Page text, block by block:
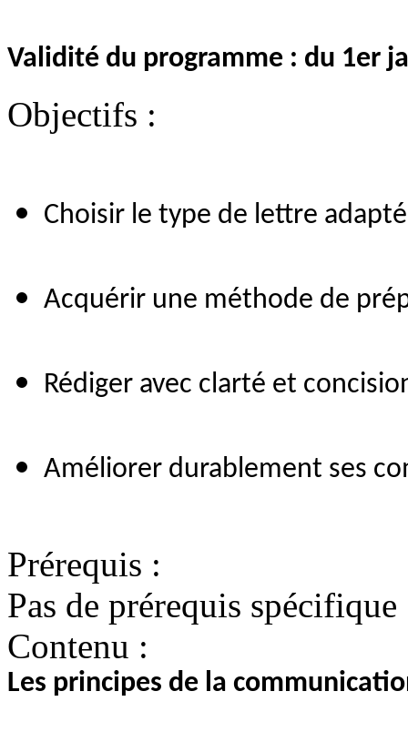
Validité du programme : du 1er
Objectifs :
Choisir le type de lettre
Acquérir une méthode de
Rédiger avec clarté et
Améliorer durablement ses
Prérequis :
Pas de prérequis spécifique
Contenu :
Les principes de la